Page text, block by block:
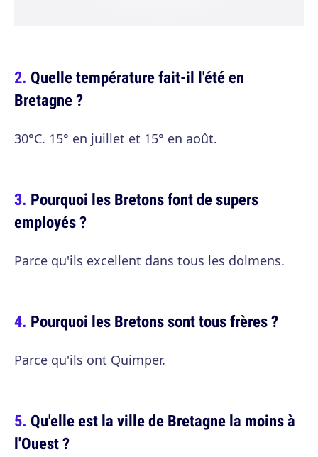
Quelle température fait-il l'été en
Bretagne ?
30°C. 15° en juillet et 15° en août.
Pourquoi les Bretons font de supers
employés ?
Parce qu'ils excellent dans tous les dolmens.
Pourquoi les Bretons sont tous frères ?
Parce qu'ils ont Quimper.
Qu'elle est la ville de Bretagne la moins à
l'Ouest ?